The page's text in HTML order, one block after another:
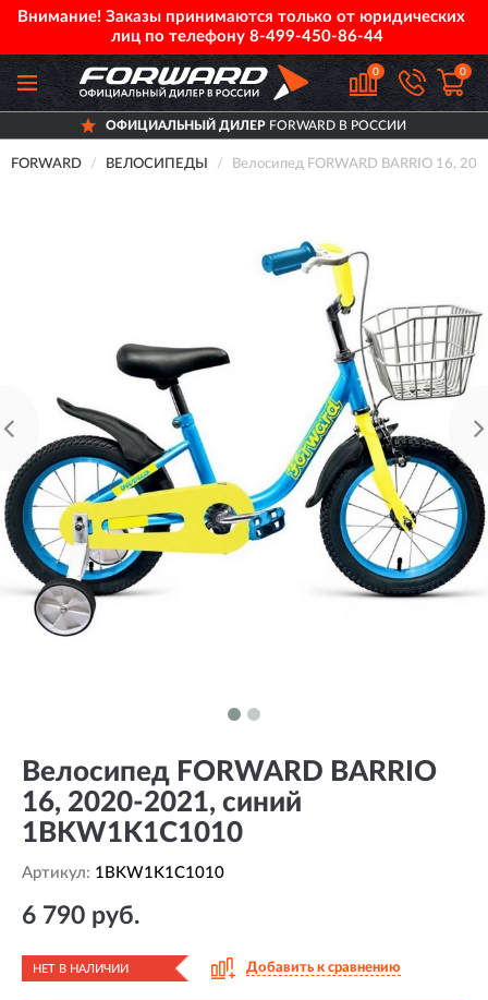
Внимание! Заказы принимаются только от юридических
лиц по телефону 8-499-450-86-44
0 0
ОФИЦИАЛЬНЫЙ ДИЛЕРFORWARD В РОССИИ
FORWARD ВЕЛОСИПЕДЫ Велосипед FORWARD BARRIO 16,
Велосипед FORWARD BARRIO
16, 2020-2021, синий
1BKW1K1C1010
Артикул: 1BKW1K1C1010
6 790 руб.
НЕТ В НАЛИЧИИ Добавить к сравнению